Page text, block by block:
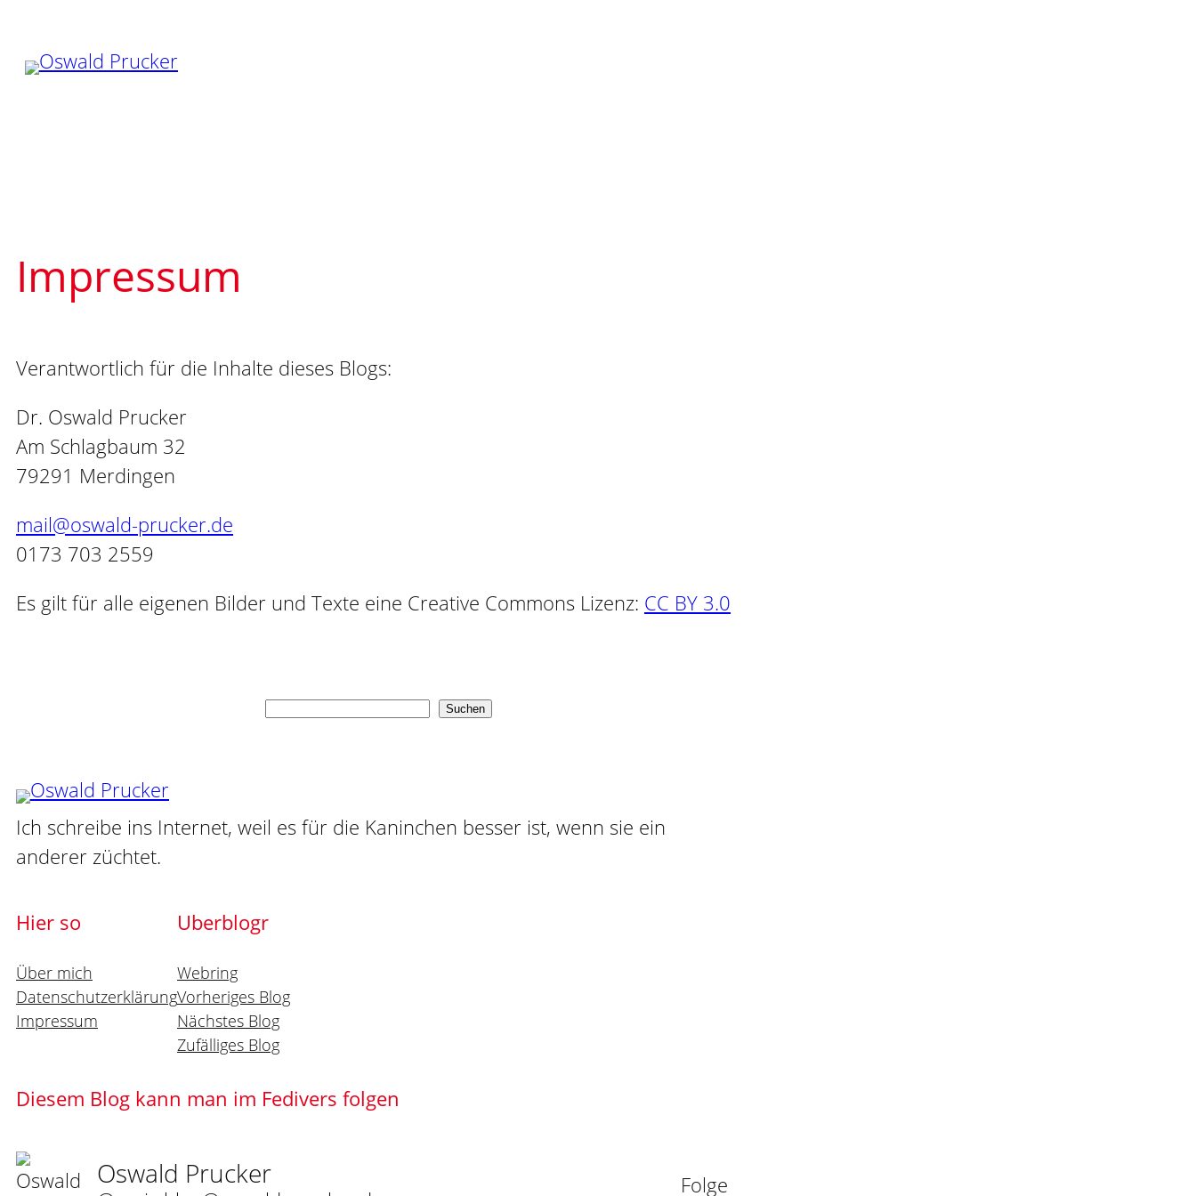
Inhalt
springen
Impressum
Verantwortlich für die Inhalte dieses Blogs:
Dr. Oswald Prucker
Am Schlagbaum 32
79291 Merdingen
mail@oswald-prucker.de
0173 703 2559
Es gilt für alle eigenen Bilder und Texte eine Creative Commons Lizenz: CC BY 3.0
Suchen
Ich schreibe ins Internet, weil es für die Kaninchen besser ist, wenn sie ein
anderer züchtet.
Hier so
Über mich
Datenschutzerklärung
Impressum
Uberblogr
Webring
Vorheriges Blog
Nächstes Blog
Zufälliges Blog
Diesem Blog kann man im Fedivers folgen
Oswald Prucker Folge